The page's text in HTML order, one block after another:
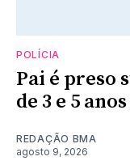
POLÍCIA
Pai é preso
de 3 e 5
REDAÇÃO BMA
agosto 9, 2026